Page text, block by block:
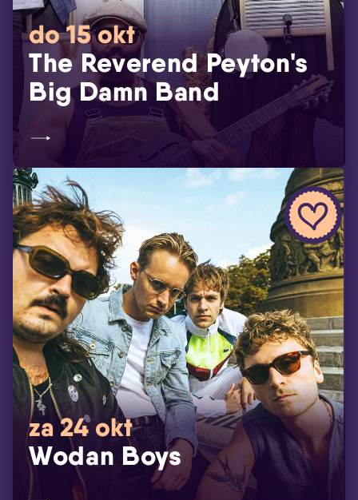
do 15 okt
The Reverend Peyton's
Big Damn Band
za 24 okt
Wodan Boys